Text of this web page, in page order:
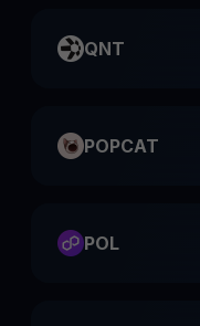
QNT
POPCAT
POL